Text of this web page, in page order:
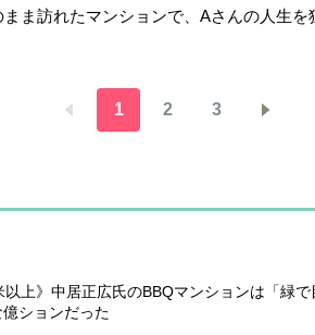
ま訪れたマンションで、Aさんの人生
1 2 3
以上》中居正広氏のBBQマンションは「緑
ションだった